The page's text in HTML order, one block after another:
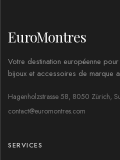
EuroMontres
Votre destination européenne
bijoux et accessoires de marque
Hagenholzstrasse 58, 8050 Zürich,
contact@euromontres.com
SERVICES